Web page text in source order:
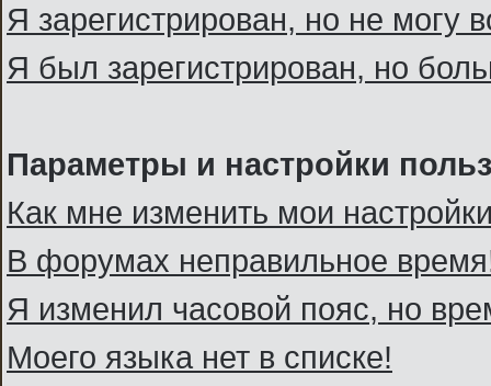
Я зарегистрирован, но не могу
Я был зарегистрирован, но
Параметры и настройки
Как мне изменить мои
В форумах неправильное
Я изменил часовой пояс, но
Моего языка нет в списке!